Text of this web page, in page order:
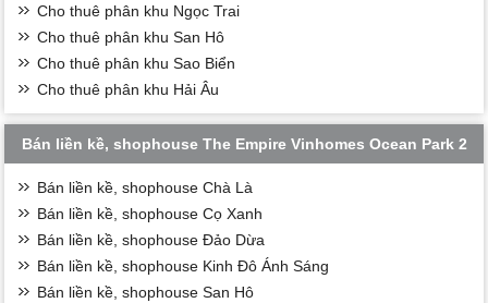
Cho thuê phân khu Ngọc Trai
Cho thuê phân khu San Hô
Cho thuê phân khu Sao Biển
Cho thuê phân khu Hải Âu
Bán liền kề, shophouse The Empire Vinhomes Ocean Park 2
Bán liền kề, shophouse Chà Là
Bán liền kề, shophouse Cọ Xanh
Bán liền kề, shophouse Đảo Dừa
Bán liền kề, shophouse Kinh Đô Ánh Sáng
Bán liền kề, shophouse San Hô